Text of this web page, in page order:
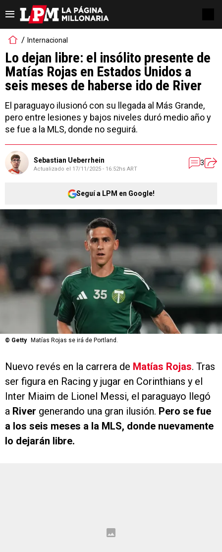
Internacional
Lo dejan libre: el insólito presente de
Matías Rojas en Estados Unidos a
seis meses de haberse ido de River
El paraguayo ilusionó con su llegada al Más Grande,
pero entre lesiones y bajos niveles duró medio año y
se fue a la MLS, donde no seguirá.
Sebastian Ueberrhein
Actualizado el 17/11/2025 - 16:52hs ART
3
Seguí a LPM en Google!
© Getty Matías Rojas se irá de Portland.
Nuevo revés en la carrera de Matías Rojas. Tras
ser figura en Racing y jugar en Corinthians y el
Inter Miaim de Lionel Messi, el paraguayo llegó
a River generando una gran ilusión. Pero se fue
a los seis meses a la MLS, donde nuevamente
lo dejarán libre.